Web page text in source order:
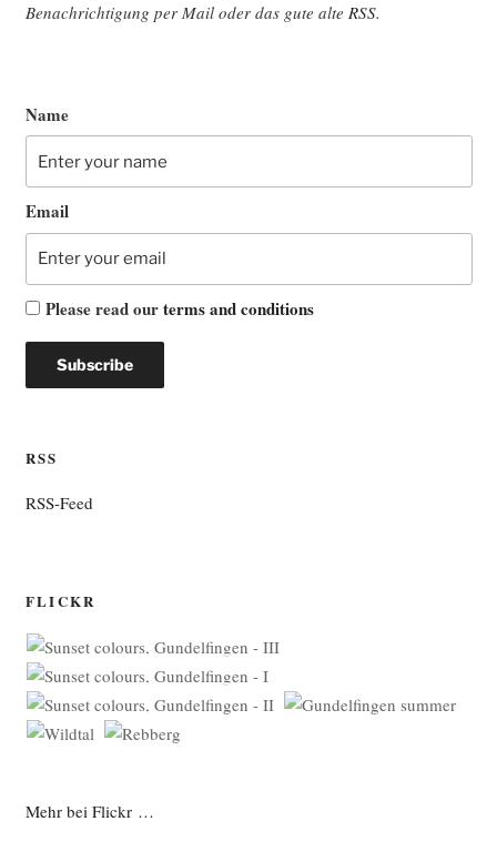
Benach­rich­ti­gung per Mail oder das gute alte RSS.
Name
Email
Please read ourterms and conditions
RSS
RSS-Feed
FLICKR
Mehr bei Flickr …